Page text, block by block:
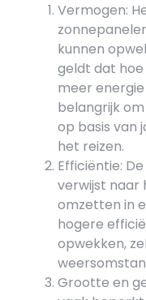
Vermogen:
kunnen
geldt dat
meer
belangrijk
op basis van
het reizen.
Efficiëntie:
verwijst naar
omzetten in
hogere
opwekken,
Grootte en